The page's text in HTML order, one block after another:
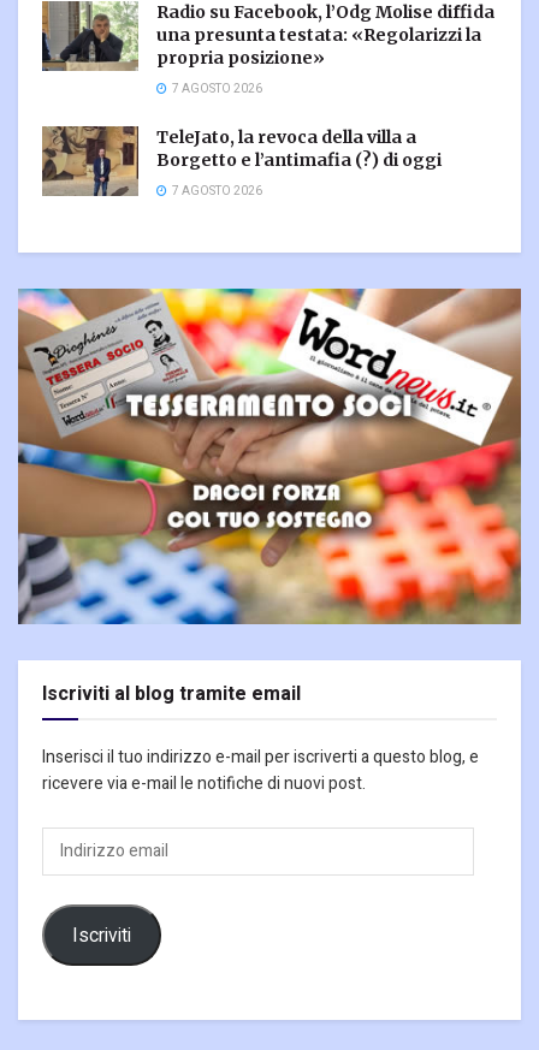
Radio su Facebook, l’Odg Molise diffida
una presunta testata: «Regolarizzi la
propria posizione»
7 AGOSTO 2026
TeleJato, la revoca della villa a
Borgetto e l’antimafia (?) di oggi
7 AGOSTO 2026
Iscriviti al blog tramite email
Inserisci il tuo indirizzo e-mail per iscriverti a questo blog, e
ricevere via e-mail le notifiche di nuovi post.
Indirizzo
email
Iscriviti